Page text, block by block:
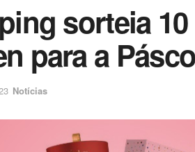
sorteia
para a
Notícias